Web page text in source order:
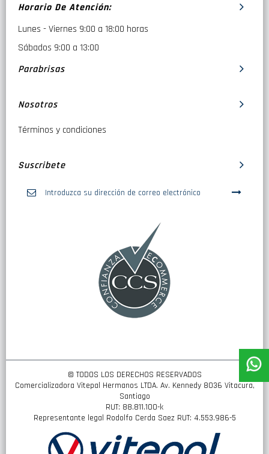
Horario De Atención:
Lunes - Viernes 9:00 a 18:00 horas
Sábados 9:00 a 13:00
Parabrisas
Nosotros
Términos y condiciones
Suscribete
© TODOS LOS DERECHOS RESERVADOS
Comercializadora Vitepal Hermanos LTDA. Av. Kennedy 8036 Vitacura,
Santiago
RUT: 88.811.100-k
Representante legal Rodolfo Cerda Saez RUT: 4.553.986-5